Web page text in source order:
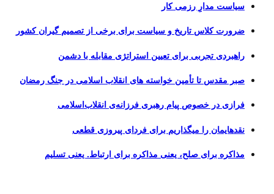
سیاست مدارِ رزمی کار
ضرورت کلاس تاریخ و سیاست برای برخی از تصمیم گیران کشور
راهبردی تجربی برای تعیین استراتژی مقابله با دشمن
صبر مقدس تا تأمین خواسته های انقلاب اسلامی در جنگ رمضان
فرازی در خصوص پیام رهبری فرزانه‌ی انقلاب‌اسلامی
نقدهایمان را میگذاریم برای فردای پیروزی قطعی
مذاکره برای صلح، یعنی مذاکره برای ارتباط. یعنی تسلیم